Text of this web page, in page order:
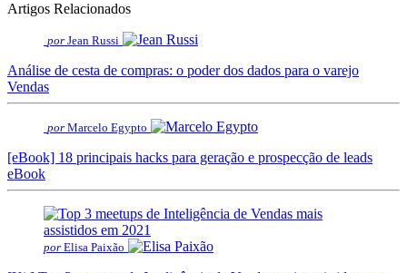
Artigos Relacionados
por Jean Russi
Análise de cesta de compras: o poder dos dados para o varejo
Vendas
por Marcelo Egypto
[eBook] 18 principais hacks para geração e prospecção de leads
eBook
por Elisa Paixão